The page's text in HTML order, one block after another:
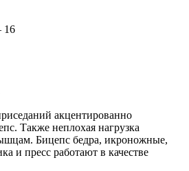
16
акцентированно
Также неплохая нагрузка
Бицепс бедра, икроножные,
и пресс работают в качестве